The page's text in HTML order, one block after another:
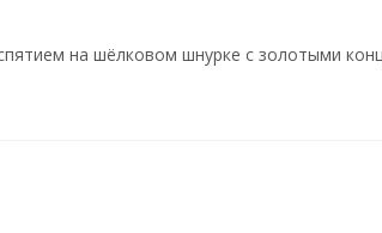
на шёлковом шнурке с золотыми